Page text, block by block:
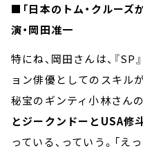
■「日本のトム・クルーズ
演・岡田准一
特にね、岡田さんは、『
ョン俳優としてのスキル
秘宝のギンティ小林さん
とジークンドーとUSA修
っている、っていう。「え